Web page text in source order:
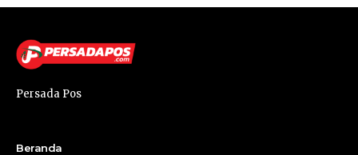
Persada Pos
Beranda